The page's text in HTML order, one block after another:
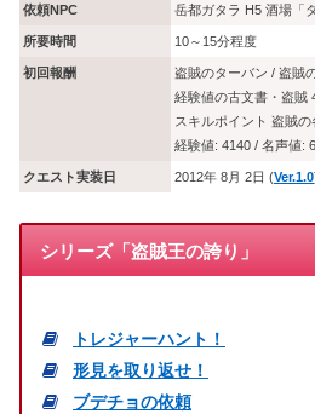
依頼NPC 岳都ガタラ H5 酒場「
所要時間 10～15分程度
初回報酬
盗賊のターバン / 盗賊
経験値の古文書・盗賊
スキルポイント 盗賊
経験値: 4140 / 名声値:
クエスト実装日 2012年 8月 2日 (Ver.1.0
シリーズ「盗賊王の誇り」
トレジャーハント！
形見を取り返せ！
ブデチョの依頼